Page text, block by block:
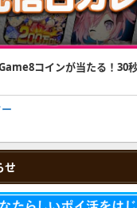
コインが当たる！30
せ